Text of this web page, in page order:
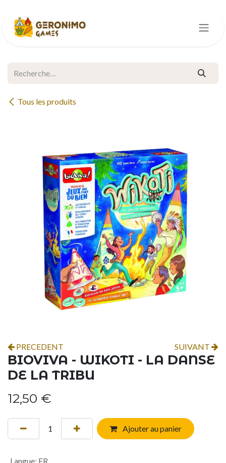
Tous les produits
PRECEDENT SUIVANT
BIOVIVA - WIKOTI - LA DANSE
DE LA TRIBU
12,50 €
Ajouter au panier
Langue: FR